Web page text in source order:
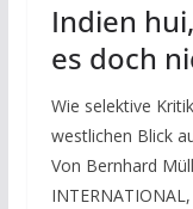
Indien
es doch
Wie selektive
westlichen Blick
Von Bernhard
INTERNATIONAL,